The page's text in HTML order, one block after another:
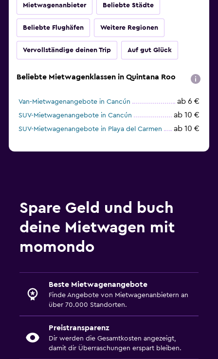
Mietwagenanbieter Beliebte Städte
Beliebte Flughäfen Weitere Regionen
Vervollständige deinen Trip Auf gut Glück
Beliebte Mietwagenklassen in Quintana Roo
Van-Mietwagenangebote in Cancún ab 6 €
SUV-Mietwagenangebote in Cancún ab 10 €
SUV-Mietwagenangebote in Playa del Carmen ab 10 €
Spare Geld und buch
deine Mietwagen mit
momondo
Beste Mietwagenangebote
Finde Angebote von Mietwagenanbietern an
über 70.000 Standorten.
Preistransparenz
Dir werden die Gesamtkosten angezeigt,
damit dir Überraschungen erspart bleiben.